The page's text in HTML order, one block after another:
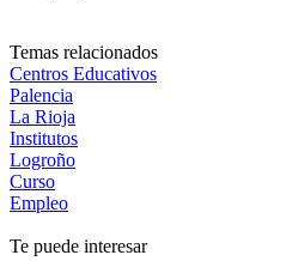
Temas relacionados
Centros Educativos
Palencia
La Rioja
Institutos
Logroño
Curso
Empleo
Te puede interesar